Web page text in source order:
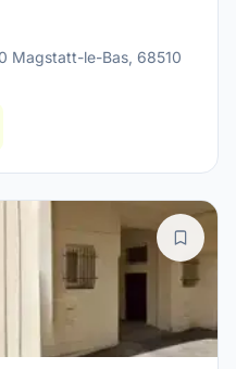
Magstatt-le-Bas, 68510